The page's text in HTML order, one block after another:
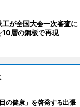
が全国大会一次審査に
層の鋼板で再現
の健康」を啓発する出張